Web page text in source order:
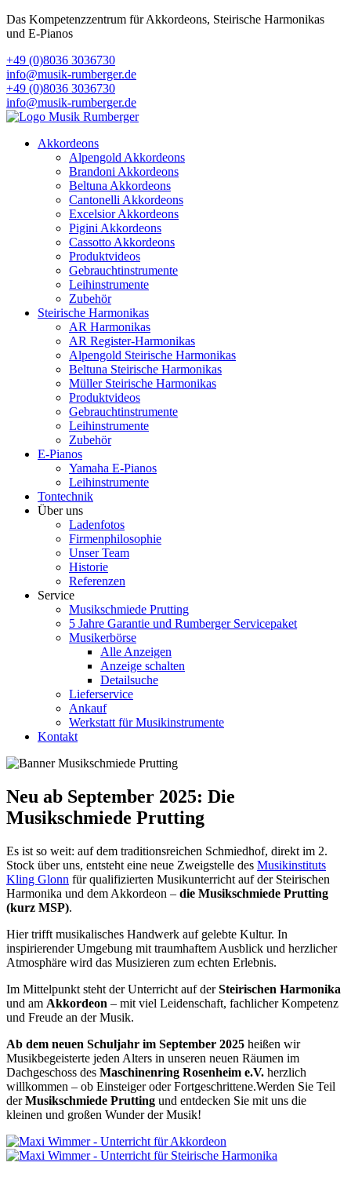
Das Kompetenzzentrum für Akkordeons, Steirische Harmonikas
und E-Pianos
+49 (0)8036 3036730
info@musik-rumberger.de
+49 (0)8036 3036730
info@musik-rumberger.de
Akkordeons
Alpengold Akkordeons
Brandoni Akkordeons
Beltuna Akkordeons
Cantonelli Akkordeons
Excelsior Akkordeons
Pigini Akkordeons
Cassotto Akkordeons
Produktvideos
Gebrauchtinstrumente
Leihinstrumente
Zubehör
Steirische Harmonikas
AR Harmonikas
AR Register-Harmonikas
Alpengold Steirische Harmonikas
Beltuna Steirische Harmonikas
Müller Steirische Harmonikas
Produktvideos
Gebrauchtinstrumente
Leihinstrumente
Zubehör
E-Pianos
Yamaha E-Pianos
Leihinstrumente
Tontechnik
Über uns
Ladenfotos
Firmenphilosophie
Unser Team
Historie
Referenzen
Service
Musikschmiede Prutting
5 Jahre Garantie und Rumberger Servicepaket
Musikerbörse
Alle Anzeigen
Anzeige schalten
Detailsuche
Lieferservice
Ankauf
Werkstatt für Musikinstrumente
Kontakt
Neu ab September 2025: Die
Musikschmiede Prutting
Es ist so weit: auf dem traditionsreichen Schmiedhof, direkt im 2.
Stock über uns, entsteht eine neue Zweigstelle des Musikinstituts
Kling Glonn für qualifizierten Musikunterricht auf der Steirischen
Harmonika und dem Akkordeon – die Musikschmiede Prutting
(kurz MSP).
Hier trifft musikalisches Handwerk auf gelebte Kultur. In
inspirierender Umgebung mit traumhaftem Ausblick und herzlicher
Atmosphäre wird das Musizieren zum echten Erlebnis.
Im Mittelpunkt steht der Unterricht auf derSteirischen Harmonika
und am Akkordeon – mit viel Leidenschaft, fachlicher Kompetenz
und Freude an der Musik.
Ab dem neuen Schuljahr im September 2025 heißen wir
Musikbegeisterte jeden Alters in unseren neuen Räumen im
Dachgeschoss des Maschinenring Rosenheim e.V. herzlich
willkommen – ob Einsteiger oder Fortgeschrittene.Werden Sie Teil
derMusikschmiede Prutting und entdecken Sie mit uns die
kleinen und großen Wunder der Musik!